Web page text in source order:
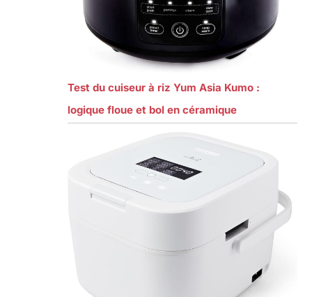
Test du cuiseur à riz Yum Asia Kumo :
logique floue et bol en céramique